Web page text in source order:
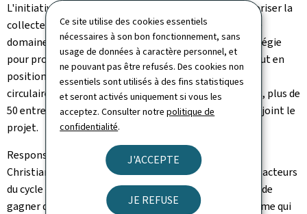
Ce site utilise des cookies essentiels
nécessaires à son bon fonctionnement, sans
usage de données à caractère personnel, et
ne pouvant pas être refusés. Des cookies non
essentiels sont utilisés à des fins statistiques
et seront activés uniquement si vous les
acceptez. Consulter notrepolitique de
confidentialité.
J'ACCEPTE
JE REFUSE
L'initiative PCDS du ministère de l'Économie pour favoriser la
collecte et l'échange de données standardisées dans le
domaine de l'économie circulaire s'inscrit dans la stratégie
pour promouvoir l'économie basée sur les données, tout en
positionnant le Luxembourg comme hub d'innovation
circulaire. Depuis le lancement de l'initiative il y a 3 ans, plus de
50 entreprises renommées de 12 pays différents ont rejoint le
projet.
Responsable du projet au ministère de l'Économie, Dr.
Christian Tock a ajouté: "Le PCDS permettra à tous les acteurs
du cycle d'approvisionnement de l'économie circulaire de
gagner du temps et de l'argent en fournissant une norme qui